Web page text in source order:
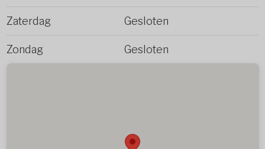
Zaterdag Gesloten
Zondag Gesloten